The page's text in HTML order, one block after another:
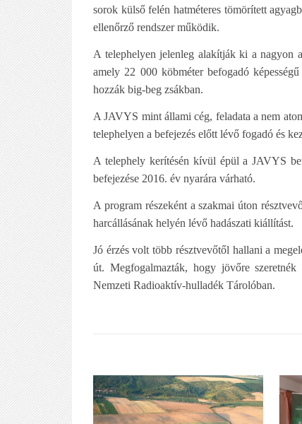
sorok külső felén hatméteres tömörített
ellenőrző rendszer működik.
A telephelyen jelenleg alakítják ki a nagyon
amely 22 000 köbméter befogadó
hozzák big-beg zsákban.
A JAVYS mint állami cég, feladata a nem
telephelyen a befejezés előtt lévő fogadó és
A telephely kerítésén kívül épül a JAVYS
befejezése 2016. év nyarára várható.
A program részeként a szakmai úton
harcállásának helyén lévő hadászati kiállítást.
Jó érzés volt több résztvevőtől hallani a
út. Megfogalmazták, hogy jövőre
Nemzeti Radioaktív-hulladék Tárolóban.